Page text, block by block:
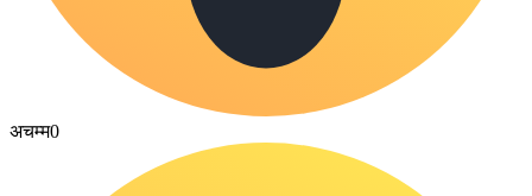
अचम्म0